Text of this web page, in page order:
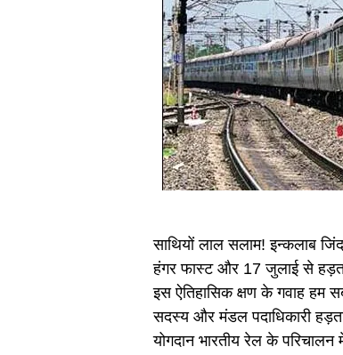
साथियों लाल सलाम! इन्कलाब
हंगर फास्ट और 17 जुलाई से
इस ऐतिहासिक क्षण के गवाह हम
सदस्य और मंडल पदाधिकारी
योगदान भारतीय रेल के